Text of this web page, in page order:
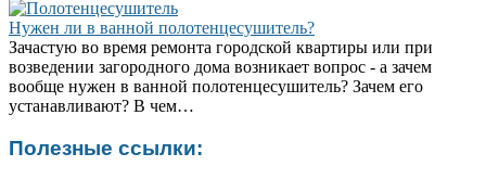
Нужен ли в ванной полотенцесушитель?
Зачастую во время ремонта городской квартиры или при
возведении загородного дома возникает вопрос - а зачем
вообще нужен в ванной полотенцесушитель? Зачем его
устанавливают? В чем…
Полезные ссылки: